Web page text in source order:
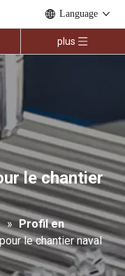
Language
plus
le chantier
» Profil en
le chantier naval